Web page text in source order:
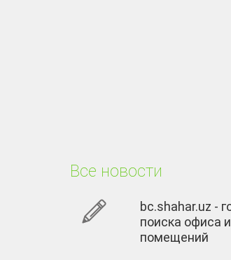
Все новости
bc.shahar.uz -
поиска офиса
помещений